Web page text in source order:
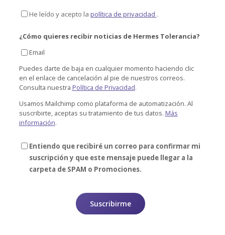
He leído y acepto la política de privacidad .
¿Cómo quieres recibir noticias de Hermes Tolerancia?
Email
Puedes darte de baja en cualquier momento haciendo clic
en el enlace de cancelación al pie de nuestros correos.
Consulta nuestra Política de Privacidad.
Usamos Mailchimp como plataforma de automatización. Al
suscribirte, aceptas su tratamiento de tus datos. Más
información.
Entiendo que recibiré un correo para confirmar mi
suscripción y que este mensaje puede llegar a la
carpeta de SPAM o Promociones.